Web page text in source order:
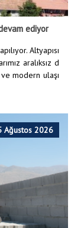
ediyor
Altyapısı
aralıksız d
modern ulaşı
Ağustos 2026